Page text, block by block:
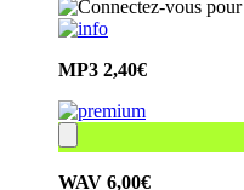
MP3 2,40€
WAV 6,00€